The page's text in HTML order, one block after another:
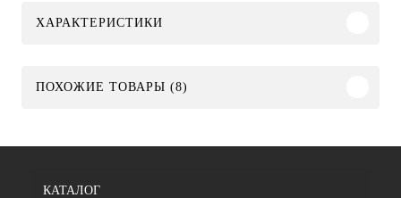
ХАРАКТЕРИСТИКИ
ПОХОЖИЕ ТОВАРЫ (8)
КАТАЛОГ